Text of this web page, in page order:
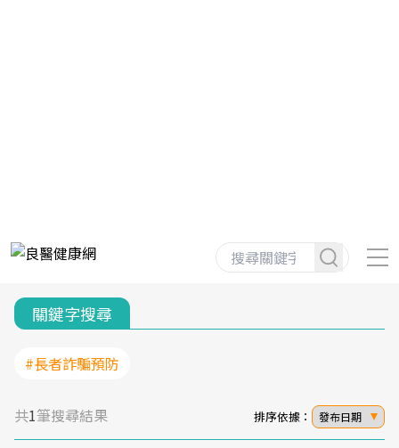
關鍵字搜尋
#長者詐騙預防
共1筆搜尋結果 排序依據： 發布日期